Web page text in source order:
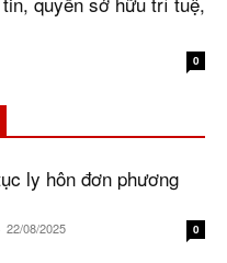
0
ly hôn đơn phương
22/08/2025 0